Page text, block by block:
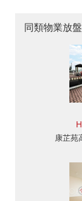
同類物業放盤
康芷苑